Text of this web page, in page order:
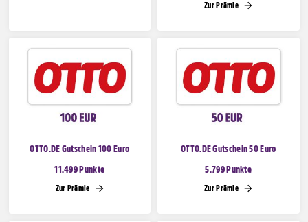
Zur Prämie
OTTO.DE Gutschein 100 Euro
11.499 Punkte
Zur Prämie
OTTO.DE Gutschein 50 Euro
5.799 Punkte
Zur Prämie